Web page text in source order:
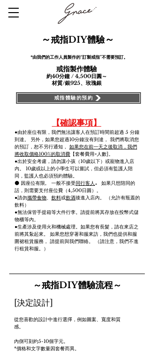
～戒指DIY體驗～
*由我們的工作人員製作的“訂製戒指”不需要預訂。
戒指製作體驗
約40分鐘 / 4,500日圓～
材質/銀925、玫瑰銀
戒指體驗的預約
【確認事項】
●由於座位有限，我們無法讓客人在預訂時間前超過 5 分鐘
到達。
另外，如果您超過10分鐘沒有到達， 我們將取消您
的預訂，恕不另行通知， 如果您在前一天之後取消，我們
將收取價格100%的取消費 【套餐費用×人數]。
●出於安全考慮，請勿讓小孩（10歲以下）或寵物進入店
內。
10歲或以上的小學生可以嘗試，但必須有監護人陪
同，監護人也必須預約體驗。
● 因座位有限 ， 一般不接受同行客人 。 如果只想陪同的
話，則需要支付座位費（4,500日圓）。
●請勿攜帶食物、 飲料或飲酒後進入店內。 （允許有瓶蓋的
飲料）
●無法保管手提箱等大件行李。請提前將其存放在投幣式儲
物櫃等內。
●生產涉及使用火和機械處理。如果您有長髮，請在來店之
前將其紮起來。
如果您想穿著和服來訪，我們也提供和服
圍裙租賃服務， 請提前與我們聯絡。 （請注意，我們不進
行租賃和服。）
～戒指DIY體驗流程～
[決定設計]
從您喜歡的設計中進行選擇，例如圖案、寬度和質
感。
內側可刻約5-10個字元。
*價格和文字數量因套餐而異。